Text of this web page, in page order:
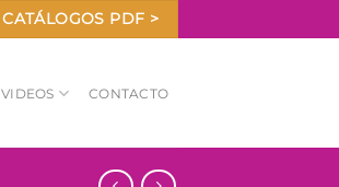
CATÁLOGOS PDF >
VIDEOS CONTACTO